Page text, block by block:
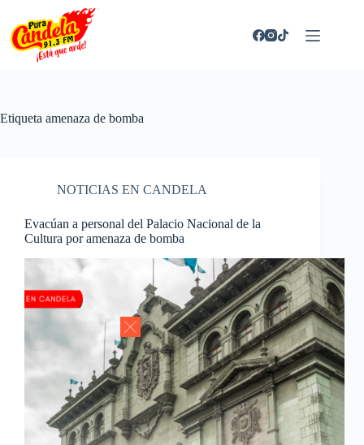
contenido
Etiqueta amenaza de bomba
NOTICIAS EN CANDELA
Evacúan a personal del Palacio Nacional de la
Cultura por amenaza de bomba